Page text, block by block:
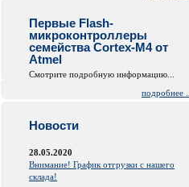
Первые Flash-
микроконтроллеры
семейства Cortex-M4 от
Atmel
Смотрите подробную информацию...
подробнее ...
Новости
28.05.2020
Внимание! График отгрузки с нашего
склада!